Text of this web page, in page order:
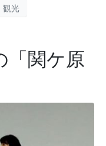
観光
「関ケ原